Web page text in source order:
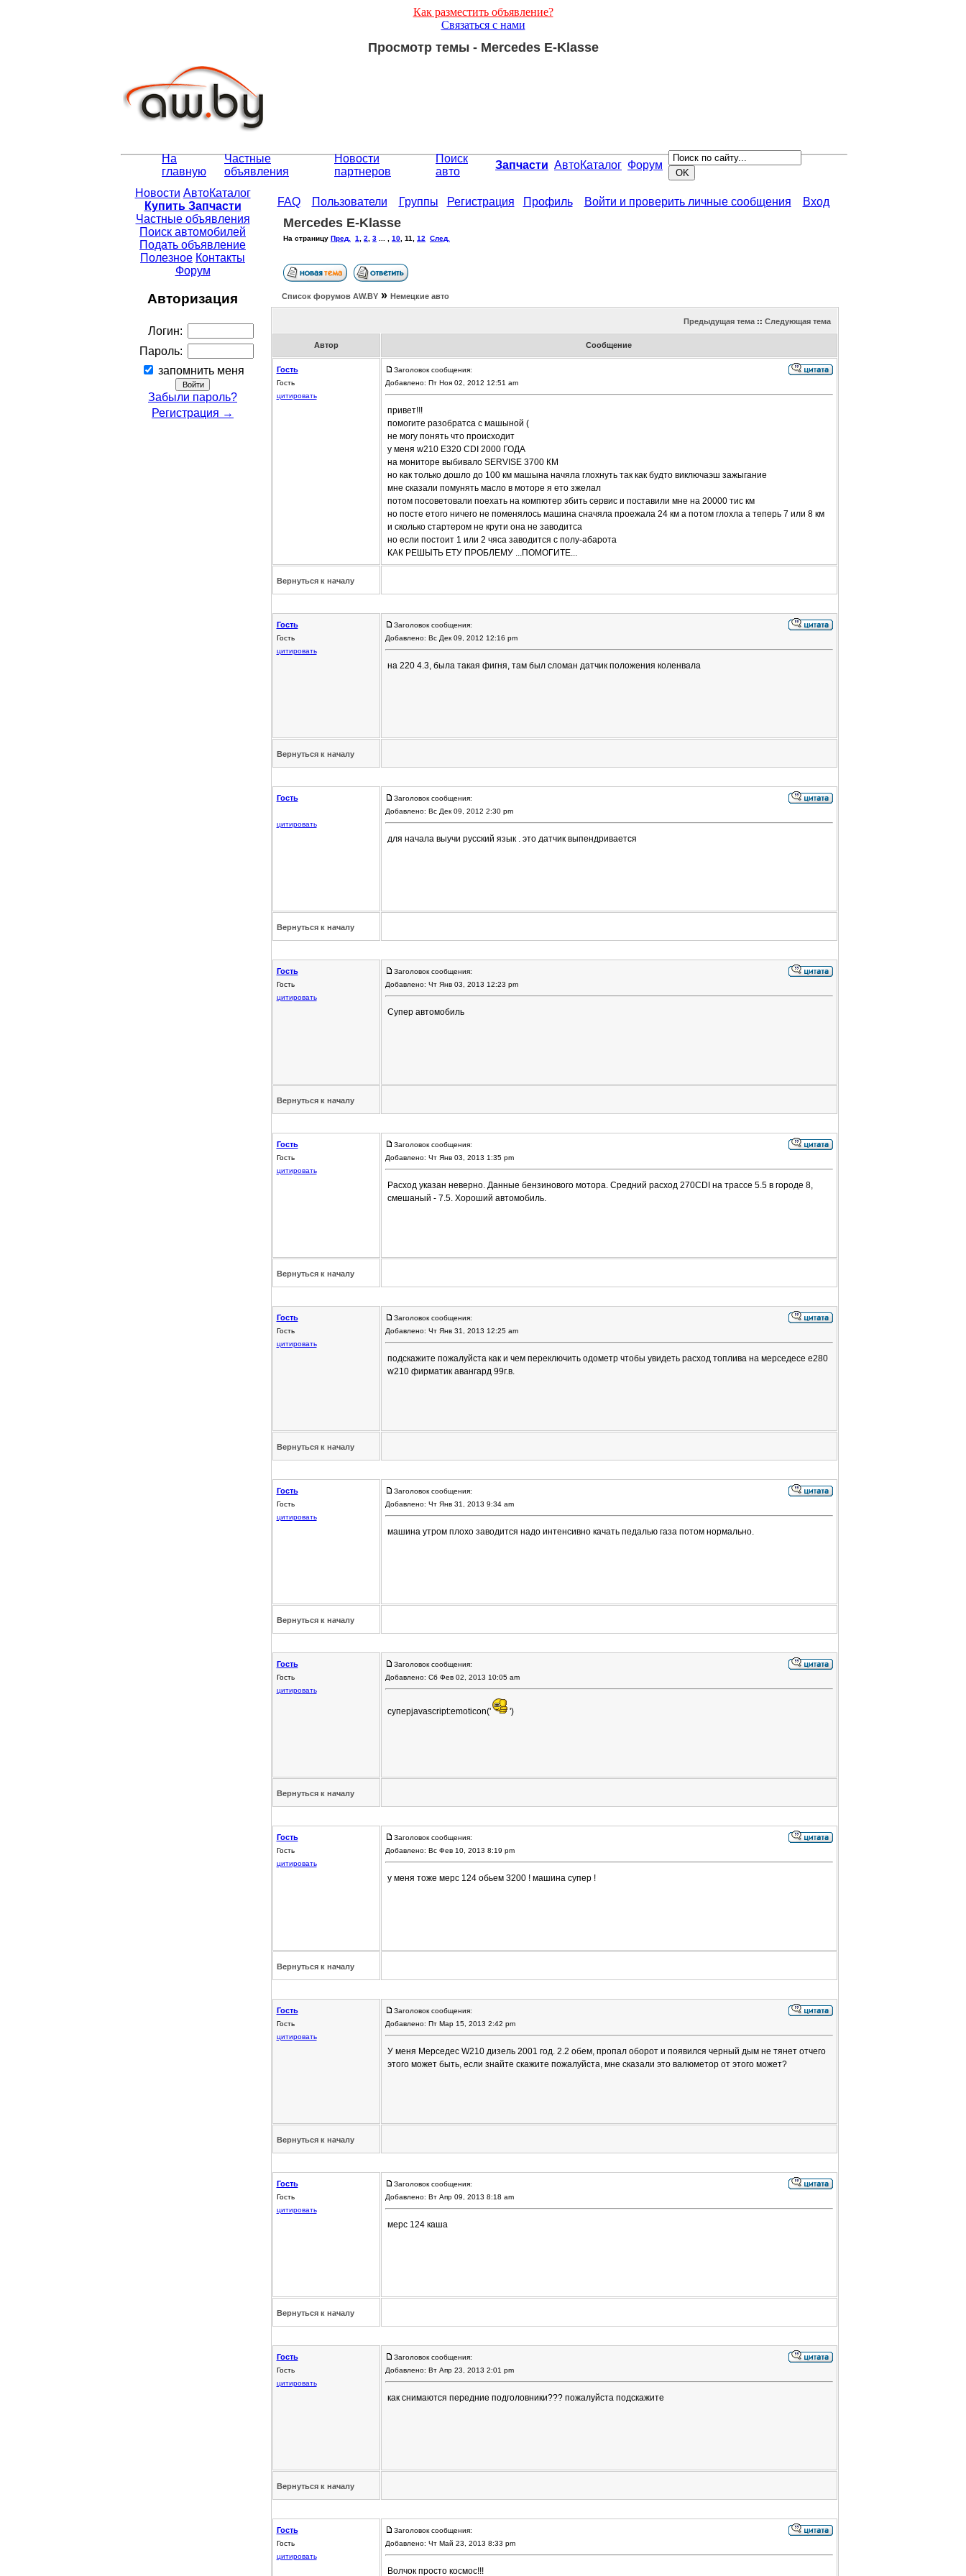
Как разместить объявление?
Связаться с нами
Просмотр темы - Mercedes E-Klasse
На
главную
Частные
объявления
Новости
партнеров
Поиск
авто
Запчасти АвтоКаталог Форум
Новости АвтоКаталог
Купить Запчасти
Частные объявления
Поиск автомобилей
Подать объявление
Полезное Контакты
Форум
Авторизация
Логин:
Пароль:
запомнить меня
Забыли пароль?
Регистрация →
FAQ Пользователи Группы Регистрация Профиль Войти и проверить личные сообщения Вход
Mercedes E-Klasse
На страницу Пред. 1 2 3 10 11 12 След.
Список форумов АW.BY» Немецкие авто
Предыдущая тема:: Следующая тема
Автор Сообщение
Гость
Гость
цитировать
Заголовок сообщения:
Добавлено: Пт Ноя 02, 2012 12:51 am
привет!!!
помогите разобратса с машыной (
не могу понять что происходит
у меня w210 E320 CDI 2000 ГОДА
на мониторе выбивало SERVISE 3700 КМ
но как только дошло до 100 км машына начяла глохнуть так как будто виключаэш зажыгание
мне сказали помунять масло в моторе я ето зжелал
потом посоветовали поехать на компютер збить сервис и поставили мне на 20000 тис км
но посте етого ничего не поменялось машина сначяла проежала 24 км а потом глохла а теперь 7 или 8 км
и сколько стартером не крути она не заводитса
но если постоит 1 или 2 чяса заводится с полу-абарота
КАК РЕШЫТЬ ЕТУ ПРОБЛЕМУ ...ПОМОГИТЕ...
Вернуться к началу
Гость
Гость
цитировать
Заголовок сообщения:
Добавлено: Вс Дек 09, 2012 12:16 pm
на 220 4.3, была такая фигня, там был сломан датчик положения коленвала
Вернуться к началу
Гость
цитировать
Заголовок сообщения:
Добавлено: Вс Дек 09, 2012 2:30 pm
для начала выучи русский язык . это датчик выпендривается
Вернуться к началу
Гость
Гость
цитировать
Заголовок сообщения:
Добавлено: Чт Янв 03, 2013 12:23 pm
Супер автомобиль
Вернуться к началу
Гость
Гость
цитировать
Заголовок сообщения:
Добавлено: Чт Янв 03, 2013 1:35 pm
Расход указан неверно. Данные бензинового мотора. Средний расход 270CDI на трассе 5.5 в городе 8,
смешаный - 7.5. Хороший автомобиль.
Вернуться к началу
Гость
Гость
цитировать
Заголовок сообщения:
Добавлено: Чт Янв 31, 2013 12:25 am
подскажите пожалуйста как и чем переключить одометр чтобы увидеть расход топлива на мерседесе е280
w210 фирматик авангард 99г.в.
Вернуться к началу
Гость
Гость
цитировать
Заголовок сообщения:
Добавлено: Чт Янв 31, 2013 9:34 am
машина утром плохо заводится надо интенсивно качать педалью газа потом нормально.
Вернуться к началу
Гость
Гость
цитировать
Заголовок сообщения:
Добавлено: Сб Фев 02, 2013 10:05 am
суперjavascript:emoticon(' ')
Вернуться к началу
Гость
Гость
цитировать
Заголовок сообщения:
Добавлено: Вс Фев 10, 2013 8:19 pm
у меня тоже мерс 124 обьем 3200 ! машина супер !
Вернуться к началу
Гость
Гость
цитировать
Заголовок сообщения:
Добавлено: Пт Мар 15, 2013 2:42 pm
У меня Мерседес W210 дизель 2001 год. 2.2 обем, пропал оборот и появился черный дым не тянет отчего
этого может быть, если знайте скажите пожалуйста, мне сказали это валюметор от этого может?
Вернуться к началу
Гость
Гость
цитировать
Заголовок сообщения:
Добавлено: Вт Апр 09, 2013 8:18 am
мерс 124 каша
Вернуться к началу
Гость
Гость
цитировать
Заголовок сообщения:
Добавлено: Вт Апр 23, 2013 2:01 pm
как снимаются передние подголовники??? пожалуйста подскажите
Вернуться к началу
Гость
Гость
цитировать
Заголовок сообщения:
Добавлено: Чт Май 23, 2013 8:33 pm
Волчок просто космос!!!